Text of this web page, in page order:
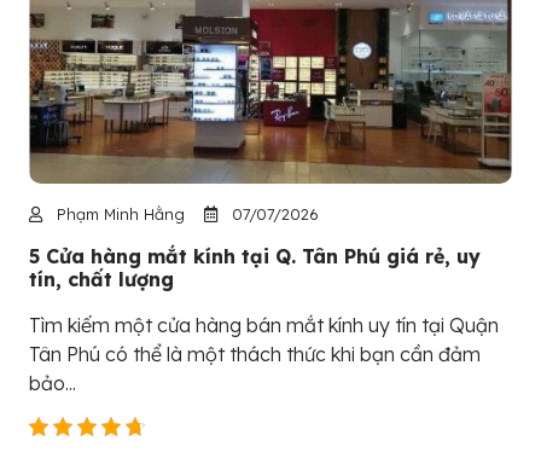
Phạm Minh Hằng 07/07/2026
5 Cửa hàng mắt kính tại Q. Tân Phú giá rẻ, uy
tín, chất lượng
Tìm kiếm một cửa hàng bán mắt kính uy tín tại Quận
Tân Phú có thể là một thách thức khi bạn cần đảm
bảo...